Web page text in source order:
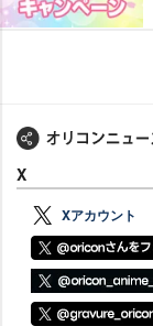
X
Xアカウント